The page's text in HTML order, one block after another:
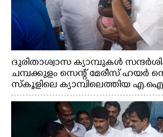
ദുരിതാശ്വാസ ക്യാമ്പുകൾ
ചമ്പക്കുളം സെന്റ് മേരീസ് ഹയർ
സ്കൂളിലെ ക്യാമ്പിലെത്തിയ
സെക്രട്ടറി കെ.സി വേണുഗോപാൽ
എടുത്ത് ലാളിച്ചപ്പോൾ.
വകുപ്പ് മന്ത്രി എം. ലിജു, കൃഷിവകുപ്പ്
റെജി ചെറിയാൻ എം. എൽ. എ